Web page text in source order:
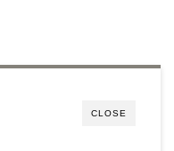
CLOSE